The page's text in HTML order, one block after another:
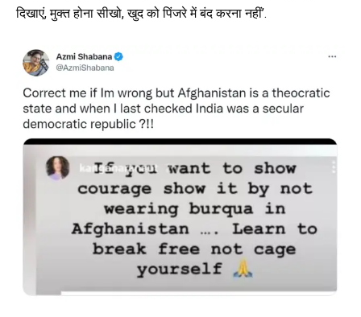
दिखाएं, मुक्त होना सीखो, खुद को पिंजरे में बंद करना नहीं’.